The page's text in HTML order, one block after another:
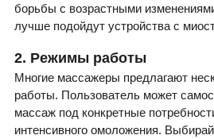
борьбы с возрастными
лучше подойдут устройства с
2. Режимы работы
Многие массажеры предлагают
работы. Пользователь может
массаж под конкретные
интенсивного омоложения.